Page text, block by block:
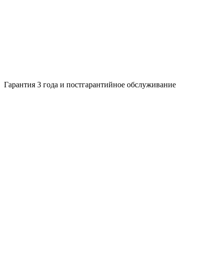
Гарантия 3 года и постгарантийное обслуживание